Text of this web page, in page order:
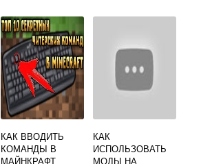
КАК ВВОДИТЬ
КОМАНДЫ В
МАЙНКРАФТ
КАК
ИСПОЛЬЗОВАТЬ
МОДЫ НА